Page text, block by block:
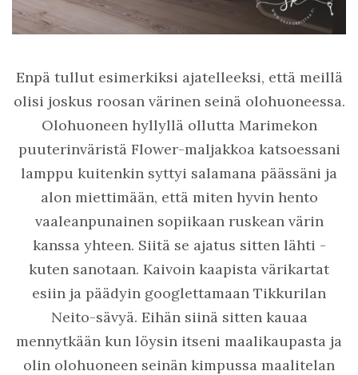
Enpä tullut esimerkiksi ajatelleeksi, että meillä
olisi joskus roosan värinen seinä olohuoneessa.
Olohuoneen hyllyllä ollutta Marimekon
puuterinväristä Flower-maljakkoa katsoessani
lamppu kuitenkin syttyi salamana päässäni ja
alon miettimään, että miten hyvin hento
vaaleanpunainen sopiikaan ruskean värin
kanssa yhteen. Siitä se ajatus sitten lähti -
kuten sanotaan. Kaivoin kaapista värikartat
esiin ja päädyin googlettamaan Tikkurilan
Neito-sävyä. Eihän siinä sitten kauaa
mennytkään kun löysin itseni maalikaupasta ja
olin olohuoneen seinän kimpussa maalitelan